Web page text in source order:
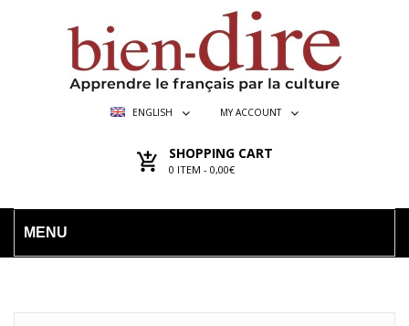
ENGLISH MY ACCOUNT
SHOPPING CART
0 ITEM - 0,00€
MENU